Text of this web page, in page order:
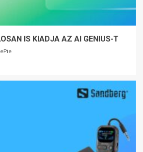
IS KIADJA AZ AI GENIUS-T